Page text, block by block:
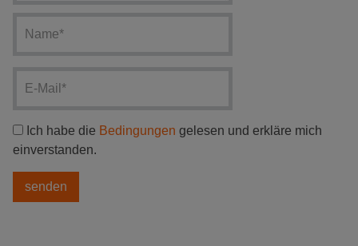
Ich habe die Bedingungen gelesen und erkläre mich
einverstanden.